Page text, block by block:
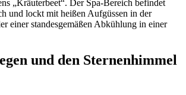
„Kräuterbeet“. Der Spa-Bereich befindet
und lockt mit heißen Aufgüssen in der
einer standesgemäßen Abkühlung in einer
und den Sternenhimmel